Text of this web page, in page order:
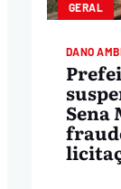
GERAL
DANO
Sena